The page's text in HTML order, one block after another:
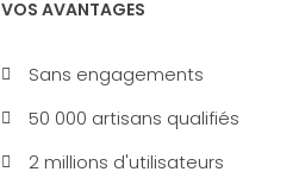
VOS AVANTAGES
Sans engagements
50 000 artisans qualifiés
2 millions d'utilisateurs